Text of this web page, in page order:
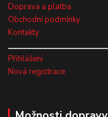
Doprava a platba
Obchodní podmínky
Kontakty
Přihlášení
Nová registrace